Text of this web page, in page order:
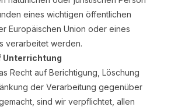
eines wichtigen öffentlichen
Europäischen Union oder eines
verarbeitet werden.
Unterrichtung
Recht auf Berichtigung, Löschung
der Verarbeitung gegenüber
sind wir verpflichtet, allen